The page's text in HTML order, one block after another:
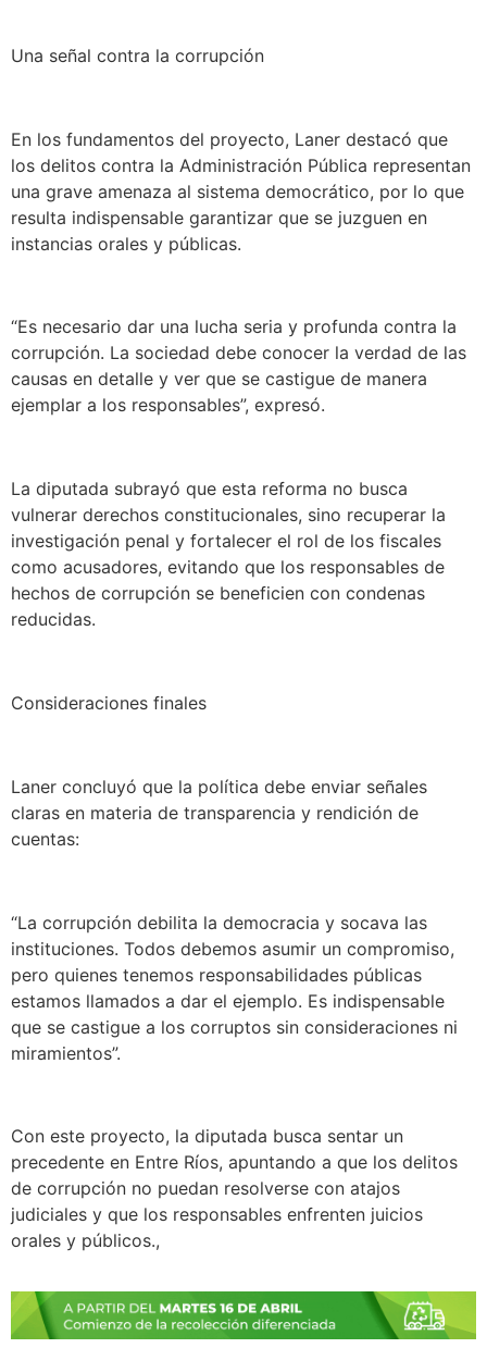
Una señal contra la corrupción
En los fundamentos del proyecto, Laner destacó que
los delitos contra la Administración Pública representan
una grave amenaza al sistema democrático, por lo que
resulta indispensable garantizar que se juzguen en
instancias orales y públicas.
“Es necesario dar una lucha seria y profunda contra la
corrupción. La sociedad debe conocer la verdad de las
causas en detalle y ver que se castigue de manera
ejemplar a los responsables”, expresó.
La diputada subrayó que esta reforma no busca
vulnerar derechos constitucionales, sino recuperar la
investigación penal y fortalecer el rol de los fiscales
como acusadores, evitando que los responsables de
hechos de corrupción se beneficien con condenas
reducidas.
Consideraciones finales
Laner concluyó que la política debe enviar señales
claras en materia de transparencia y rendición de
cuentas:
“La corrupción debilita la democracia y socava las
instituciones. Todos debemos asumir un compromiso,
pero quienes tenemos responsabilidades públicas
estamos llamados a dar el ejemplo. Es indispensable
que se castigue a los corruptos sin consideraciones ni
miramientos”.
Con este proyecto, la diputada busca sentar un
precedente en Entre Ríos, apuntando a que los delitos
de corrupción no puedan resolverse con atajos
judiciales y que los responsables enfrenten juicios
orales y públicos.,